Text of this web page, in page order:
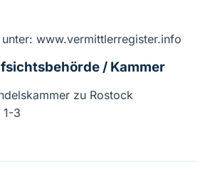
www.vermittlerregister.info
/ Kammer
zu Rostock
1-3